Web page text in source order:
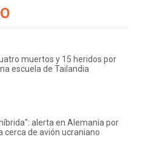
muertos y 15 heridos por
escuela de Tailandia
alerta en Alemania por
cerca de avión ucraniano